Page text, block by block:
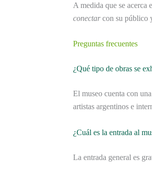
A medida que se acerca
conectarcon su público
Preguntas frecuentes
¿Qué tipo de obras se
El museo cuenta con
artistas argentinos e
¿Cuál es la entrada al
La entrada general es